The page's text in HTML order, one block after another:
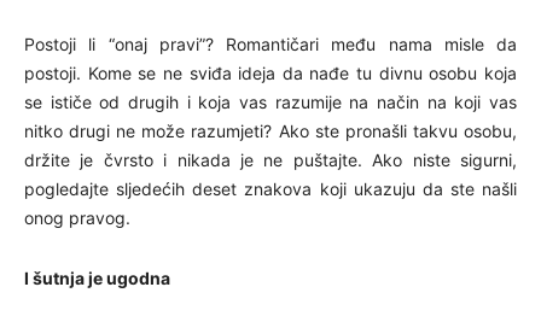
Postoji li “onaj pravi”? Romantičari među nama misle da
postoji. Kome se ne sviđa ideja da nađe tu divnu osobu koja
se ističe od drugih i koja vas razumije na način na koji vas
nitko drugi ne može razumjeti? Ako ste pronašli takvu osobu,
držite je čvrsto i nikada je ne puštajte. Ako niste sigurni,
pogledajte sljedećih deset znakova koji ukazuju da ste našli
onog pravog.
I šutnja je ugodna